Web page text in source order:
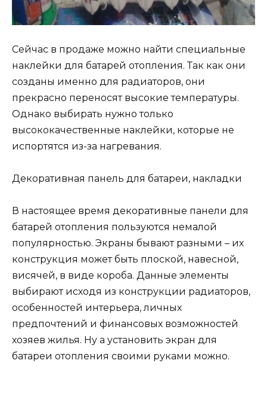
Сейчас в продаже можно найти специальные
наклейки для батарей отопления. Так как они
созданы именно для радиаторов, они
прекрасно переносят высокие температуры.
Однако выбирать нужно только
высококачественные наклейки, которые не
испортятся из-за нагревания.
Декоративная панель для батареи, накладки
В настоящее время декоративные панели для
батарей отопления пользуются немалой
популярностью. Экраны бывают разными – их
конструкция может быть плоской, навесной,
висячей, в виде короба. Данные элементы
выбирают исходя из конструкции радиаторов,
особенностей интерьера, личных
предпочтений и финансовых возможностей
хозяев жилья. Ну а установить экран для
батареи отопления своими руками можно.